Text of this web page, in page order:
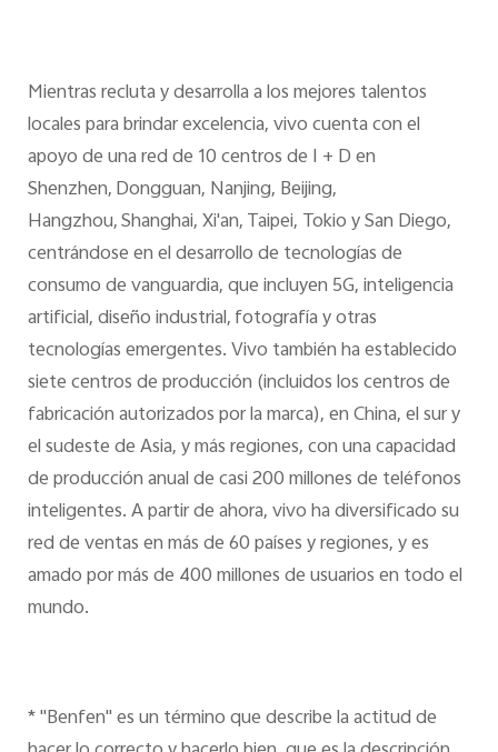
Mientras recluta y desarrolla a los mejores talentos
locales para brindar excelencia, vivo cuenta con el
apoyo de una red de 10 centros de I + D en
Shenzhen, Dongguan, Nanjing, Beijing,
Hangzhou, Shanghai, Xi'an, Taipei, Tokio y San Diego,
centrándose en el desarrollo de tecnologías de
consumo de vanguardia, que incluyen 5G, inteligencia
artificial, diseño industrial, fotografía y otras
tecnologías emergentes. Vivo también ha establecido
siete centros de producción (incluidos los centros de
fabricación autorizados por la marca), en China, el sur y
el sudeste de Asia, y más regiones, con una capacidad
de producción anual de casi 200 millones de teléfonos
inteligentes. A partir de ahora, vivo ha diversificado su
red de ventas en más de 60 países y regiones, y es
amado por más de 400 millones de usuarios en todo el
mundo.
* "Benfen" es un término que describe la actitud de